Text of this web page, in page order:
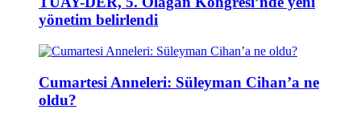
yönetim belirlendi
Cumartesi Anneleri: Süleyman Cihan’a ne
oldu?